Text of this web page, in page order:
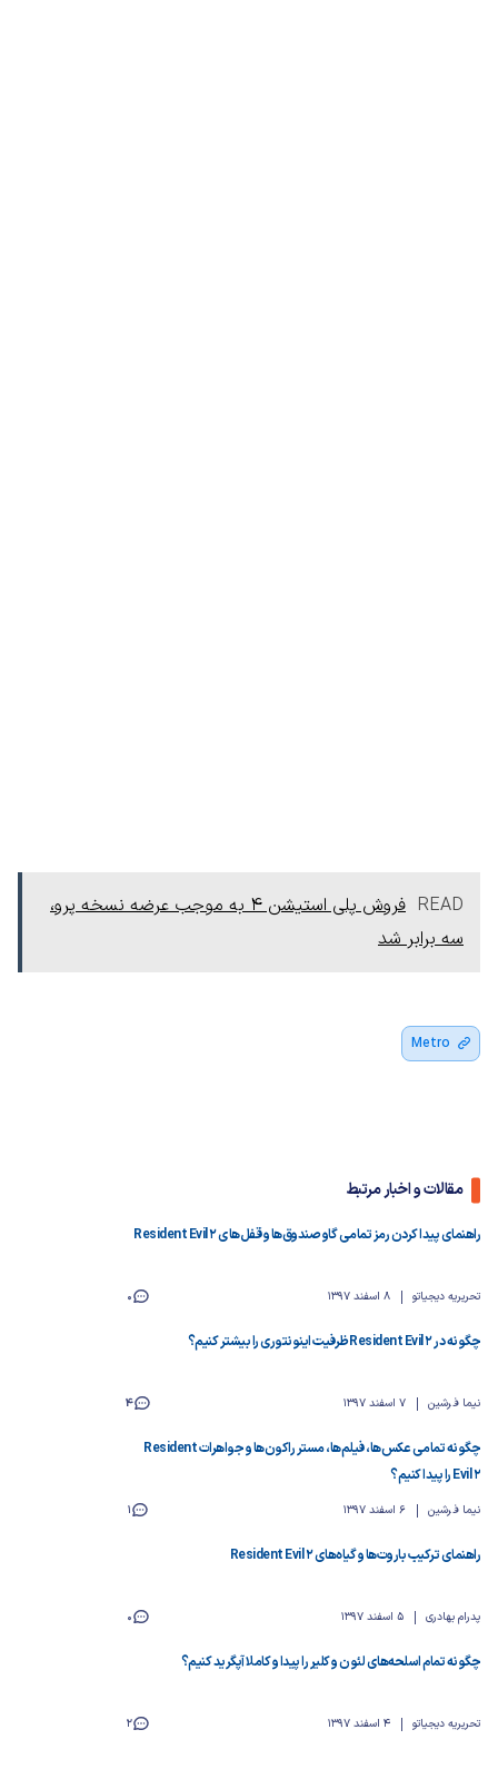
READ
فروش پلی استیشن 4 به موجب عرضه نسخه پرو،
سه برابر شد
Metro
مقالات و اخبار مرتبط
راهنمای پیدا کردن رمز تمامی گاو صندوق‌ها و قفل‌های Resident Evil 2
تحریریه دیجیاتو 8 اسفند 1397 0
چگونه در Resident Evil 2 ظرفیت اینونتوری را بیشتر کنیم؟
نیما فرشین 7 اسفند 1397 4
چگونه تمامی عکس‌ها، فیلم‌ها، مستر راکون‌ها و جواهرات Resident
Evil 2‌ را پیدا کنیم؟
نیما فرشین 6 اسفند 1397 1
راهنمای ترکیب باروت‌ها و گیاه‌های Resident Evil 2
پدرام بهادری 5 اسفند 1397 0
چگونه تمام اسلحه‌های لئون و کلیر را پیدا و کاملا آپگرید کنیم؟
تحریریه دیجیاتو 4 اسفند 1397 2